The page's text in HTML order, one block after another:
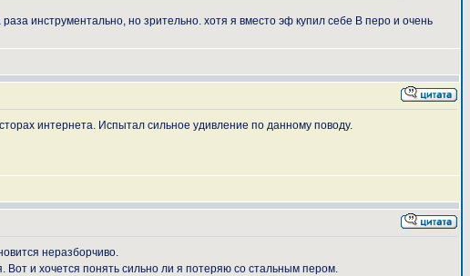
инструментально, но зрительно. хотя я вместо эф купил себе В перо и очень
интернета. Испытал сильное удивление по данному поводу.
неразборчиво.
и хочется понять сильно ли я потеряю со стальным пером.